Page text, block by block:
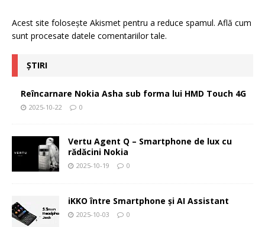
Acest site folosește Akismet pentru a reduce spamul. Află cum
sunt procesate datele comentariilor tale.
ȘTIRI
Reîncarnare Nokia Asha sub forma lui HMD Touch 4G
2025-10-22 0
Vertu Agent Q – Smartphone de lux cu
rădăcini Nokia
2025-10-19 0
iKKO între Smartphone și AI Assistant
2025-10-03 0